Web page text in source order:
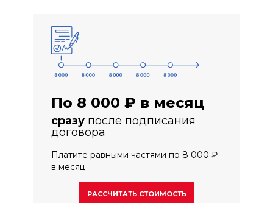
РАССЧИТАТЬ СТОИМОСТЬ
Платите равными частями по 8 000 ₽
в месяц
сразу после подписания
договора
По 8 000 ₽ в месяц